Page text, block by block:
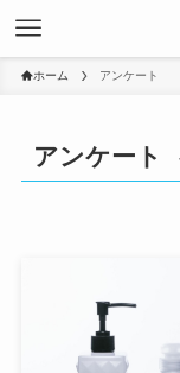
ホーム アンケート
アンケート